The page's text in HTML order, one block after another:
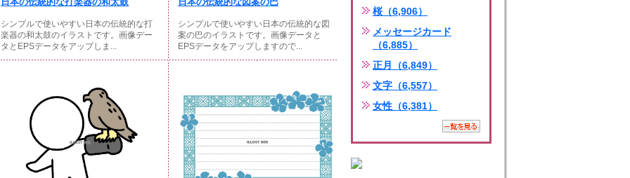
シンプルで使いやすい日本の伝統的な打
楽器の和太鼓のイラストです。画像デー
タとEPSデータをアップしま...
シンプルで使いやすい日本の伝統的な図
案の巴のイラストです。画像データと
EPSデータをアップしますので...
桜（6,906）
メッセージカード
（6,885）
正月（6,849）
文字（6,557）
女性（6,381）